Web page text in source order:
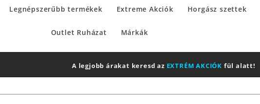
Legnépszerűbb termékek Extreme Akciók Horgász szettek
Outlet Ruházat Márkák
A legjobb árakat keresd az EXTRÉM AKCIÓK fül alatt!